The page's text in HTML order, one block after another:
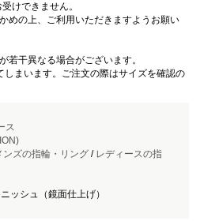
けできません。
めの上、ご利用いただきますようお願い
若干異なる場合がございます。
まいます。ご注文の際はサイズを確認の
ス
ンズの指輪・リング/ レディースの指
ッシュ（鏡面仕上げ）